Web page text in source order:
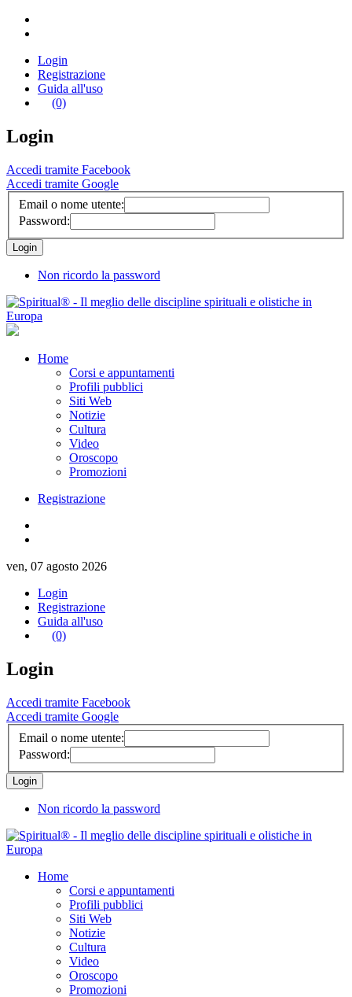
Login
Registrazione
Guida all'uso
(0)
Login
Accedi tramite Facebook
Accedi tramite Google
Email o nome utente:
Password:
Non ricordo la password
Home
Corsi e appuntamenti
Profili pubblici
Siti Web
Notizie
Cultura
Video
Oroscopo
Promozioni
Registrazione
ven, 07 agosto 2026
Login
Registrazione
Guida all'uso
(0)
Login
Accedi tramite Facebook
Accedi tramite Google
Email o nome utente:
Password:
Non ricordo la password
Home
Corsi e appuntamenti
Profili pubblici
Siti Web
Notizie
Cultura
Video
Oroscopo
Promozioni